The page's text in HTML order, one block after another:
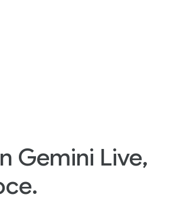
Gemini Live,